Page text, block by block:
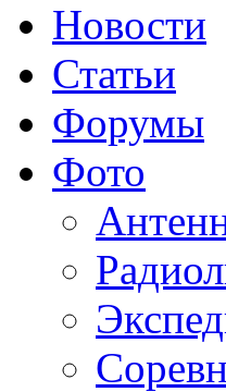
Новости
Статьи
Форумы
Фото